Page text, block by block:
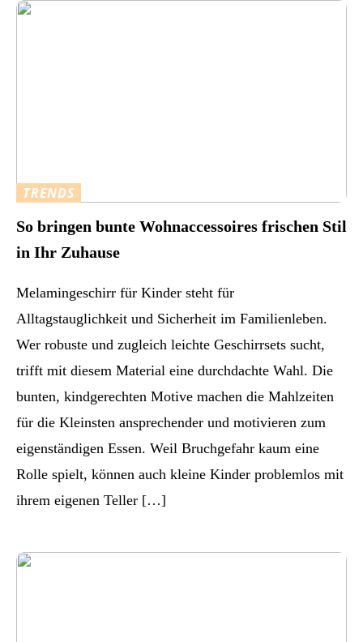
TRENDS
So bringen bunte Wohnaccessoires frischen Stil
in Ihr Zuhause
Melamingeschirr für Kinder steht für
Alltagstauglichkeit und Sicherheit im Familienleben.
Wer robuste und zugleich leichte Geschirrsets sucht,
trifft mit diesem Material eine durchdachte Wahl. Die
bunten, kindgerechten Motive machen die Mahlzeiten
für die Kleinsten ansprechender und motivieren zum
eigenständigen Essen. Weil Bruchgefahr kaum eine
Rolle spielt, können auch kleine Kinder problemlos mit
ihrem eigenen Teller […]